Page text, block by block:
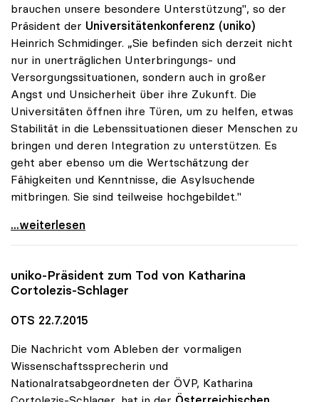
brauchen unsere besondere Unterstützung", so der
Präsident der Universitätenkonferenz (uniko)
Heinrich Schmidinger. „Sie befinden sich derzeit nicht
nur in unerträglichen Unterbringungs- und
Versorgungssituationen, sondern auch in großer
Angst und Unsicherheit über ihre Zukunft. Die
Universitäten öffnen ihre Türen, um zu helfen, etwas
Stabilität in die Lebenssituationen dieser Menschen zu
bringen und deren Integration zu unterstützen. Es
geht aber ebenso um die Wertschätzung der
Fähigkeiten und Kenntnisse, die Asylsuchende
mitbringen. Sie sind teilweise hochgebildet."
Asyl: Universitäten engagieren sich mit einer
...weiterlesen
uniko-Präsident zum Tod von Katharina
Cortolezis-Schlager
OTS 22.7.2015
Die Nachricht vom Ableben der vormaligen
Wissenschaftssprecherin und
Nationalratsabgeordneten der ÖVP, Katharina